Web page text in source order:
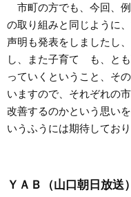
市町の方でも、今回、
の取り組みと同じように
声明も発表をしましたし
し、また子育て も、と
っていくということ、そ
いますので、それぞれの
改善するのかという思い
いうふうには期待しており
ＹＡＢ（山口朝日放送）